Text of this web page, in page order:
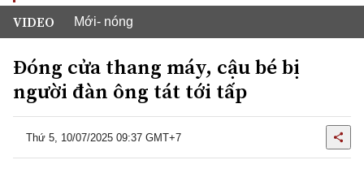
VIDEO Mới- nóng
Đóng cửa thang máy, cậu bé bị
người đàn ông tát tới tấp
Thứ 5, 10/07/2025 09:37 GMT+7